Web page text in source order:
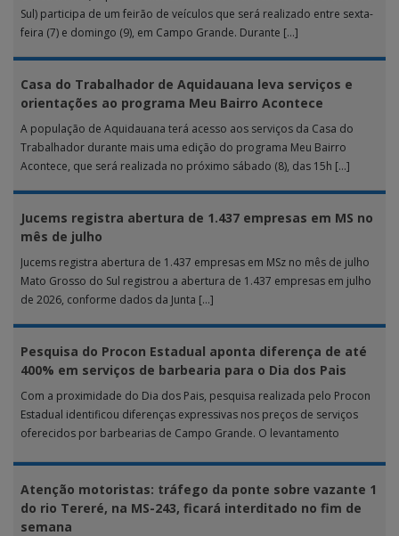
Sul) participa de um feirão de veículos que será realizado entre sexta-
feira (7) e domingo (9), em Campo Grande. Durante […]
Casa do Trabalhador de Aquidauana leva serviços e
orientações ao programa Meu Bairro Acontece
A população de Aquidauana terá acesso aos serviços da Casa do
Trabalhador durante mais uma edição do programa Meu Bairro
Acontece, que será realizada no próximo sábado (8), das 15h […]
Jucems registra abertura de 1.437 empresas em MS no
mês de julho
Jucems registra abertura de 1.437 empresas em MSz no mês de julho
Mato Grosso do Sul registrou a abertura de 1.437 empresas em julho
de 2026, conforme dados da Junta […]
Pesquisa do Procon Estadual aponta diferença de até
400% em serviços de barbearia para o Dia dos Pais
Com a proximidade do Dia dos Pais, pesquisa realizada pelo Procon
Estadual identificou diferenças expressivas nos preços de serviços
oferecidos por barbearias de Campo Grande. O levantamento
Atenção motoristas: tráfego da ponte sobre vazante 1
do rio Tereré, na MS-243, ficará interditado no fim de
semana